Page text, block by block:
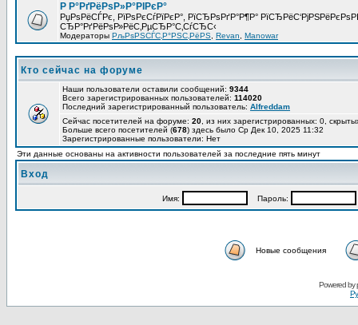
Р Р°РґРёРѕР»Р°РІРєР°
РџРѕРёСЃРє, РїРѕРєСѓРїРєР°, РїСЂРѕРґР°Р¶Р°
СЂР°РґРёРѕР»РёС‚РµСЂР°С‚СѓСЂС‹
Модераторы РљРѕРЅСЃС‚Р°РЅС‚РёРЅ Revan Manowar
Кто сейчас на форуме
Наши пользователи оставили сообщений: 9344
Всего зарегистрированных пользователей: 114020
Последний зарегистрированный пользователь: Alfreddam
Сейчас посетителей на форуме: 20 , из них зарегистрированных: 0,
Больше всего посетителей (678) здесь было Ср Дек 10, 2025 11:32
Зарегистрированные пользователи: Нет
Эти данные основаны на активности пользователей за последние пять минут
Вход
Имя: Пароль:
Новые сообщения
Powered by